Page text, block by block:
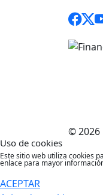
© 2026
Uso de cookies
Este sitio web utiliza cookies
enlace para mayor
ACEPTAR